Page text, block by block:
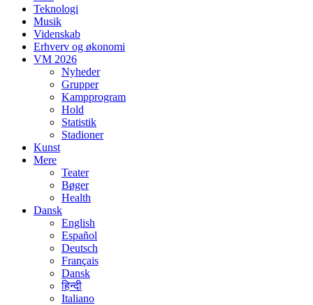
Teknologi
Musik
Videnskab
Erhverv og økonomi
VM 2026
Nyheder
Grupper
Kampprogram
Hold
Statistik
Stadioner
Kunst
Mere
Teater
Bøger
Health
Dansk
English
Español
Deutsch
Français
Dansk
हिन्दी
Italiano